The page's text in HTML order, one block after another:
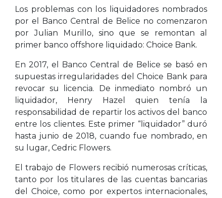
Los problemas con los liquidadores nombrados
por el Banco Central de Belice no comenzaron
por Julian Murillo, sino que se remontan al
primer banco offshore liquidado: Choice Bank.
En 2017, el Banco Central de Belice se basó en
supuestas irregularidades del Choice Bank para
revocar su licencia. De inmediato nombró un
liquidador, Henry Hazel quien tenía la
responsabilidad de repartir los activos del banco
entre los clientes. Este primer “liquidador” duró
hasta junio de 2018, cuando fue nombrado, en
su lugar, Cedric Flowers.
El trabajo de Flowers recibió numerosas críticas,
tanto por los titulares de las cuentas bancarias
del Choice, como por expertos internacionales,